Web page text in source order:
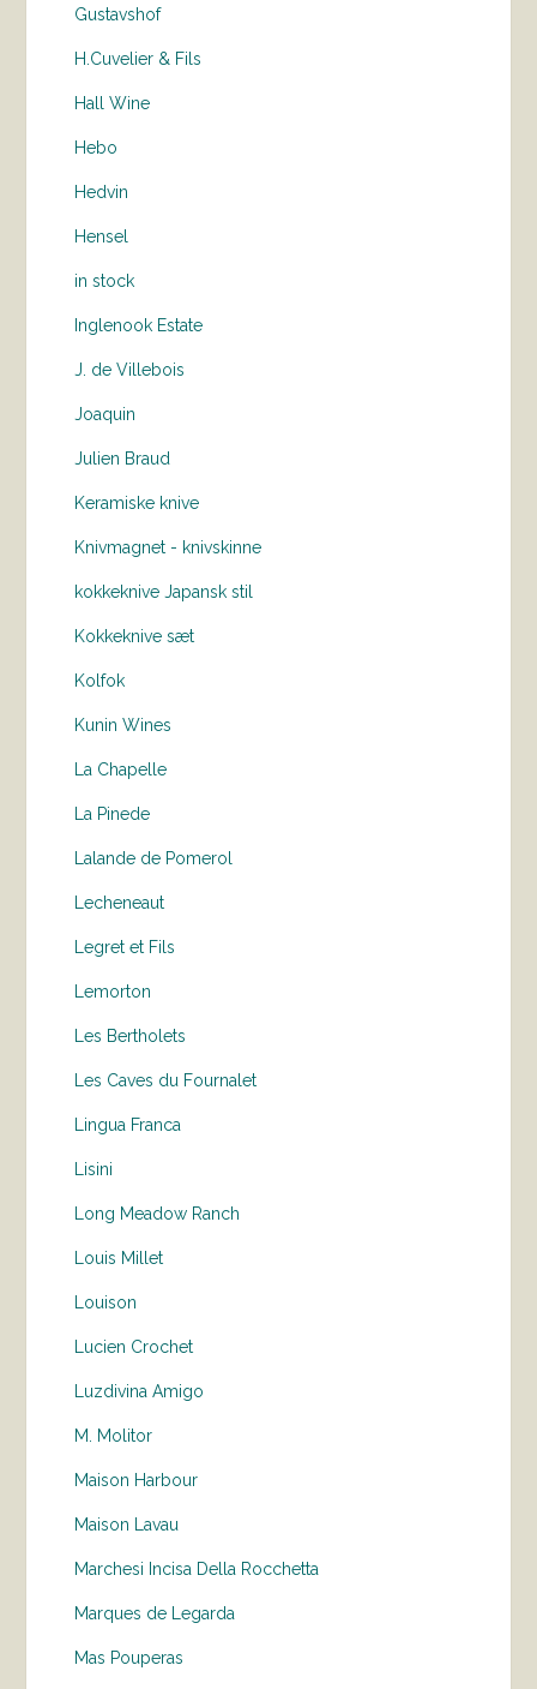
Gustavshof
H.Cuvelier & Fils
Hall Wine
Hebo
Hedvin
Hensel
in stock
Inglenook Estate
J. de Villebois
Joaquin
Julien Braud
Keramiske knive
Knivmagnet - knivskinne
kokkeknive Japansk stil
Kokkeknive sæt
Kolfok
Kunin Wines
La Chapelle
La Pinede
Lalande de Pomerol
Lecheneaut
Legret et Fils
Lemorton
Les Bertholets
Les Caves du Fournalet
Lingua Franca
Lisini
Long Meadow Ranch
Louis Millet
Louison
Lucien Crochet
Luzdivina Amigo
M. Molitor
Maison Harbour
Maison Lavau
Marchesi Incisa Della Rocchetta
Marques de Legarda
Mas Pouperas